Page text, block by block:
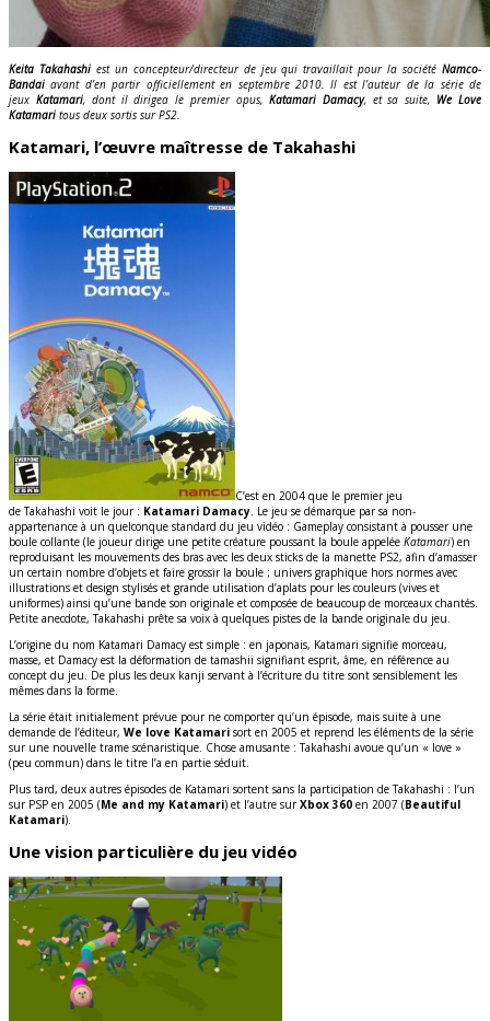
Keita Takahashiest un concepteur/directeur de jeu qui travaillait pour la sociétéNamco-
Bandai avant d’en partir officiellement en septembre 2010.Il est l’auteur de la série de
jeux Katamari, dont il dirigea le premier opus, Katamari Damacy, et sa suite, We Love
Katamari tous deux sortis sur PS2.
Katamari, l’œuvre maîtresse de Takahashi
C’est en 2004 que le premier jeu
de Takahashi voit le jour : Katamari Damacy . Le jeu se démarque par sa non-
appartenance à un quelconque standard du jeu vidéo : Gameplay consistant à pousser une
boule collante (le joueur dirige une petite créature poussant la boule appelée Katamari) en
reproduisant les mouvements des bras avec les deux sticks de la manette PS2, afin d’amasser
un certain nombre d’objets et faire grossir la boule ; univers graphique hors normes avec
illustrations et design stylisés et grande utilisation d’aplats pour les couleurs (vives et
uniformes) ainsi qu’une bande son originale et composée de beaucoup de morceaux chantés.
Petite anecdote, Takahashi prête sa voix à quelques pistes de la bande originale du jeu.
L’origine du nom Katamari Damacy est simple : en japonais, Katamari signifie morceau,
masse, et Damacy est la déformation de tamashii signifiant esprit, âme, en référence au
concept du jeu. De plus les deux kanji servant à l’écriture du titre sont sensiblement les
mêmes dans la forme.
La série était initialement prévue pour ne comporter qu’un épisode, mais suite à une
demande de l’éditeur, We love Katamari sort en 2005 et reprend les éléments de la série
sur une nouvelle trame scénaristique. Chose amusante : Takahashi avoue qu’un « love »
(peu commun) dans le titre l’a en partie séduit.
Plus tard, deux autres épisodes de Katamari sortent sans la participation de Takahashi : l’un
sur PSP en 2005 (Me and my Katamari) et l’autre surXbox 360 en 2007 (Beautiful
Katamari).
Une vision particulière du jeu vidéo